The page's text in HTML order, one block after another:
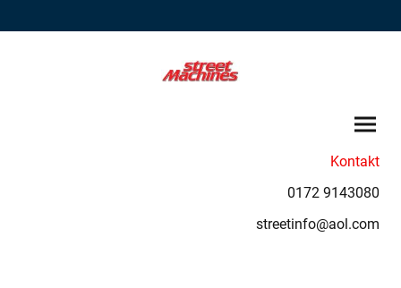
Kontakt
0172 9143080
streetinfo@aol.com